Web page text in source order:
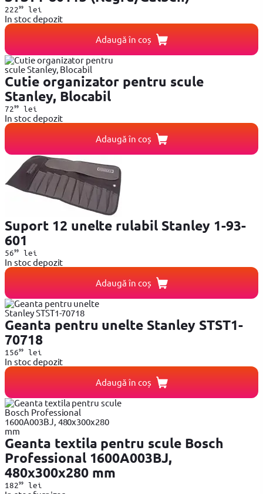
22299lei
In stoc depozit
Adaugă în coș
Cutie organizator pentru scule
Stanley, Blocabil
7299lei
In stoc depozit
Adaugă în coș
Suport 12 unelte rulabil Stanley 1-93-
601
5699lei
In stoc depozit
Adaugă în coș
Geanta pentru unelte Stanley STST1-
70718
15699lei
In stoc depozit
Adaugă în coș
Geanta textila pentru scule Bosch
Professional 1600A003BJ,
480x300x280 mm
18299lei